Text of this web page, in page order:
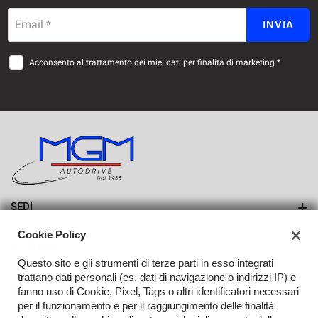
OPTIONAL DELLE VETTURE SI PREGA DI CONTATTARCI
DIRETTAMENTE.
Email * INVIA
Acconsento al trattamento dei miei dati per finalità di marketing *
SEDI
Sede di Erba
Sede di Lurago d'Erba
Azienda
Contatti
Cookie Policy
Questo sito e gli strumenti di terze parti in esso integrati
trattano dati personali (es. dati di navigazione o indirizzi IP) e
fanno uso di Cookie, Pixel, Tags o altri identificatori necessari
per il funzionamento e per il raggiungimento delle finalità